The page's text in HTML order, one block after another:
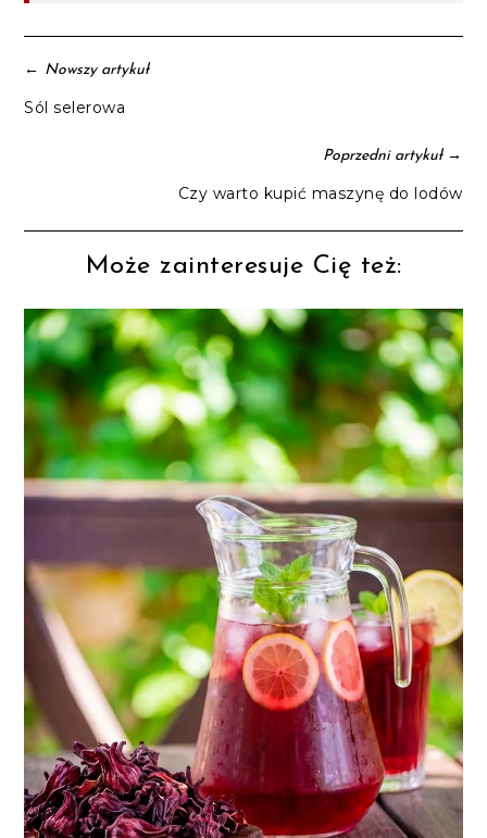
← Nowszy artykuł
Sól selerowa
Poprzedni artykuł→
Czy warto kupić maszynę do lodów
Może zainteresuje Cię też: